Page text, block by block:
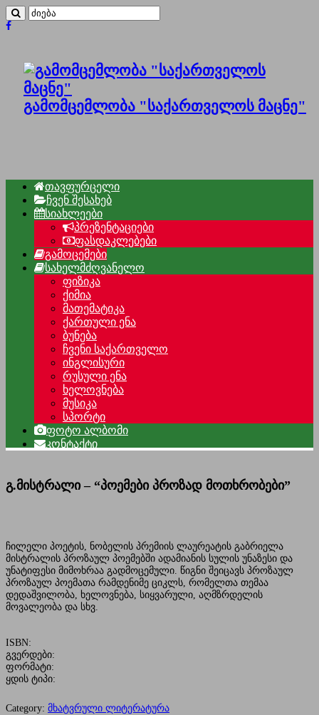
გამომცემლობა "საქართველოს მაცნე"
თავფურცელი
ჩვენ შესახებ
სიახლეები
პრეზენტაციები
ფასდაკლებები
გამოცემები
სახელმძღვანელო
ფიზიკა
ქიმია
მათემატიკა
ქართული ენა
ბუნება
ჩვენი საქართველო
ინგლისური
რუსული ენა
ხელოვნება
მუსიკა
სპორტი
ფოტო ალბომი
კონტაქტი
გ.მისტრალი – “პოემები პროზად მოთხრობები”
ჩილელი პოეტის, ნობელის პრემიის ლაურეატის გაბრიელა
მისტრალის პროზაულ პოემებში ადამიანის სულის უნაზესი და
უნატიფესი მიმოხრაა გადმოცემული. წიგნი შეიცავს პროზაულ
პროზაულ პოემათა რამდენიმე ციკლს, რომელთა თემაა
დედაშვილობა, ხელოვნება, სიყვარული, აღმზრდელის
მოვალეობა და სხვ.
ISBN:
გვერდები:
ფორმატი:
ყდის ტიპი:
Category: მხატვრული ლიტერატურა